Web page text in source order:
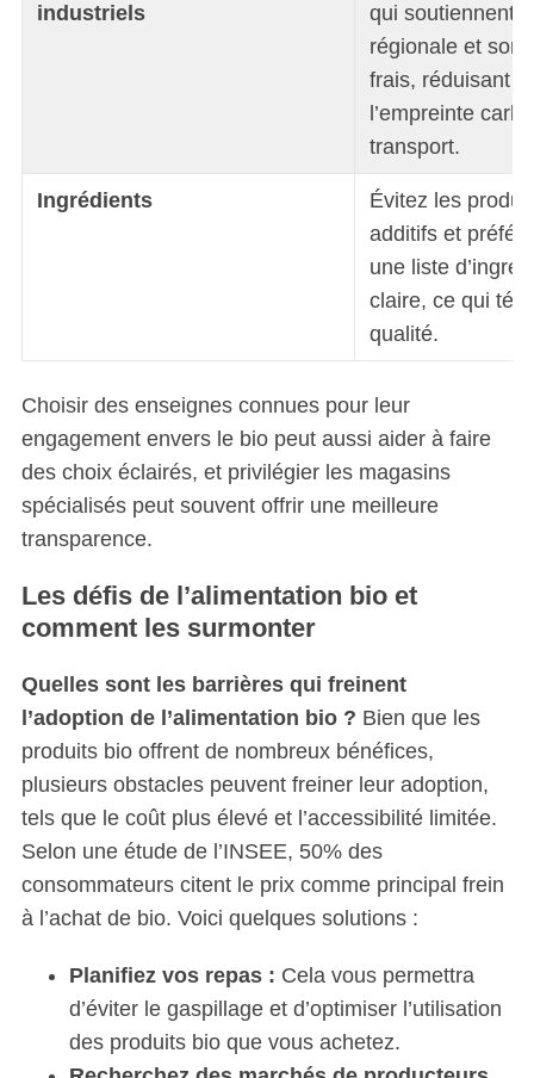
industriels
qui soutiennent
régionale et
frais, réduisant
l’empreinte
transport.
Ingrédients
Évitez les
additifs et
une liste
claire, ce qui
qualité.
Choisir des enseignes connues pour leur
engagement envers le bio peut aussi aider à faire
des choix éclairés, et privilégier les magasins
spécialisés peut souvent offrir une meilleure
transparence.
Les défis de l’alimentation bio et
comment les surmonter
Quelles sont les barrières qui freinent
l’adoption de l’alimentation bio ? Bien que les
produits bio offrent de nombreux bénéfices,
plusieurs obstacles peuvent freiner leur adoption,
tels que le coût plus élevé et l’accessibilité limitée.
Selon une étude de l’INSEE, 50% des
consommateurs citent le prix comme principal frein
à l’achat de bio. Voici quelques solutions :
Planifiez vos repas : Cela vous permettra
d’éviter le gaspillage et d’optimiser l’utilisation
des produits bio que vous achetez.